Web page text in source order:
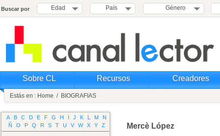
Buscar por Edad País Género
Sobre CL Recursos Creadores
Estás en : Home / BIOGRAFIAS
A B C D E F G H I J K L M
N
Ñ
O P Q R S T U V W X Y Z Mercè López